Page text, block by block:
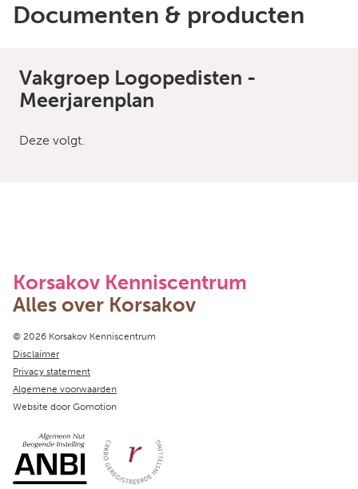
Documenten & producten
Vakgroep Logopedisten -
Meerjarenplan
Deze volgt.
Korsakov Kenniscentrum
Alles over Korsakov
Copyright navigation
© 2026 Korsakov Kenniscentrum
Disclaimer
Privacy statement
Algemene voorwaarden
Website door Gomotion